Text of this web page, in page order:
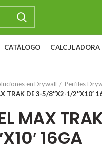
CATÁLOGO CALCULADORA
en Drywall
Perfiles
TRAK DE 3-5/8″X2-1/2″X10′
MAX
16GA